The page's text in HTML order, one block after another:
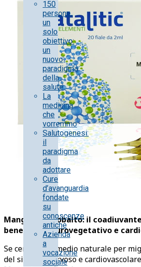
150
persone,
un
solo
obiettivo:
un
nuovo
paradigma
della
salute
La
medicina
che
vorremmo
Salutogenesi:
il
paradigma
da
adottare
Cure
d’avanguardia
fondate
su
conoscenze
antiche
Azienda
a
vocazione
sociale
Manganese-Cobalto: il
benessere neurovegetativo e
Se cerchi un rimedio naturale per
del sistema nervoso e